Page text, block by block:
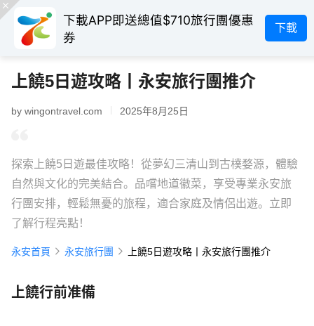
下載APP即送總值$710旅行團優惠
券
下載
上饒5日遊攻略丨永安旅行團推介
by wingontravel.com 2025年8月25日
探索上饒5日遊最佳攻略！從夢幻三清山到古樸婺源，體驗
自然與文化的完美結合。品嚐地道徽菜，享受專業永安旅
行團安排，輕鬆無憂的旅程，適合家庭及情侶出遊。立即
了解行程亮點！
永安首頁 永安旅行團 上饒5日遊攻略丨永安旅行團推介
上饒行前准備